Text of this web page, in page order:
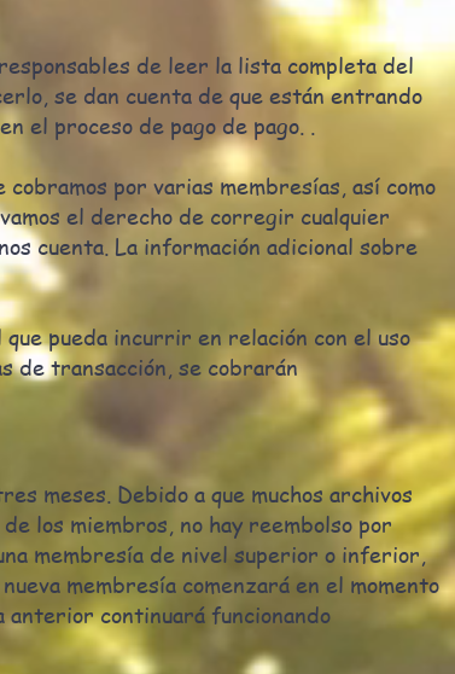
de leer la lista completa del
se dan cuenta de que están entrando
el proceso de pago de pago. .
por varias membresías, así como
el derecho de corregir cualquier
cuenta. La información adicional sobre
pueda incurrir en relación con el uso
de transacción, se cobrarán
meses. Debido a que muchos archivos
los miembros, no hay reembolso por
membresía de nivel superior o inferior,
membresía comenzará en el momento
continuará funcionando